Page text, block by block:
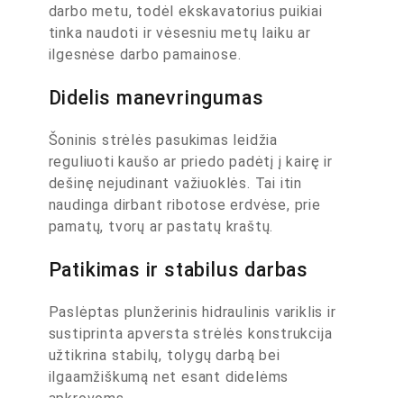
darbo metu, todėl ekskavatorius puikiai
tinka naudoti ir vėsesniu metų laiku ar
ilgesnėse darbo pamainose.
Didelis manevringumas
Šoninis strėlės pasukimas leidžia
reguliuoti kaušo ar priedo padėtį į kairę ir
dešinę nejudinant važiuoklės. Tai itin
naudinga dirbant ribotose erdvėse, prie
pamatų, tvorų ar pastatų kraštų.
Patikimas ir stabilus darbas
Paslėptas plunžerinis hidraulinis variklis ir
sustiprinta apversta strėlės konstrukcija
užtikrina stabilų, tolygų darbą bei
ilgaamžiškumą net esant didelėms